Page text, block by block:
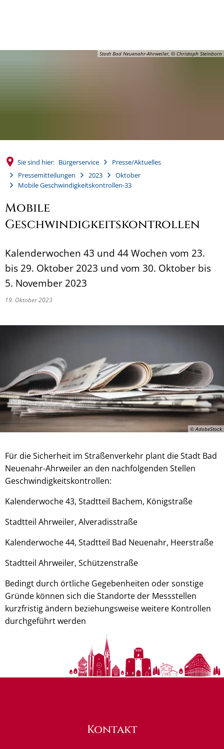
Stadt Bad Neuenahr-Ahrweiler, © Christoph Steinborn
Sie sind hier: Bürgerservice
Presse/Aktuelles
Pressemitteilungen
2023
Oktober
Mobile Geschwindigkeitskontrollen-33
Mobile
Geschwindigkeitskontrollen
Kalenderwochen 43 und 44 Wochen vom 23.
bis 29. Oktober 2023 und vom 30. Oktober bis
5. November 2023
19. Oktober 2023
© AdobeStock
Für die Sicherheit im Straßenverkehr plant die Stadt Bad
Neuenahr-Ahrweiler an den nachfolgenden Stellen
Geschwindigkeitskontrollen:
Kalenderwoche 43, Stadtteil Bachem, Königstraße
Stadtteil Ahrweiler, Alveradisstraße
Kalenderwoche 44, Stadtteil Bad Neuenahr, Heerstraße
Stadtteil Ahrweiler, Schützenstraße
Bedingt durch örtliche Gegebenheiten oder sonstige
Gründe können sich die Standorte der Messstellen
kurzfristig ändern beziehungsweise weitere Kontrollen
durchgeführt werden
Kontakt